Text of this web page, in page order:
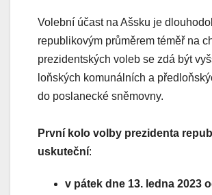
Volební účast na Ašsku je
republikovým průměrem téměř na
prezidentských voleb se zdá být
loňských komunálních a
do poslanecké sněmovny.
První kolo volby prezidenta
uskuteční:
v pátek dne 13. ledna 2023